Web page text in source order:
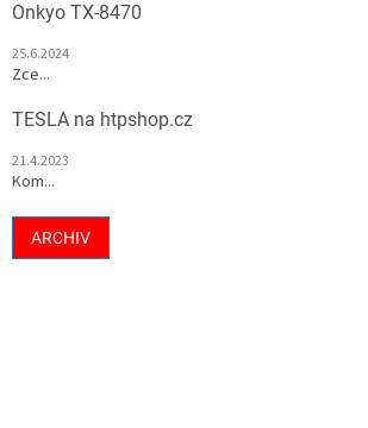
Onkyo TX-8470
25.6.2024
Zce...
TESLA na htpshop.cz
21.4.2023
Kom...
ARCHIV